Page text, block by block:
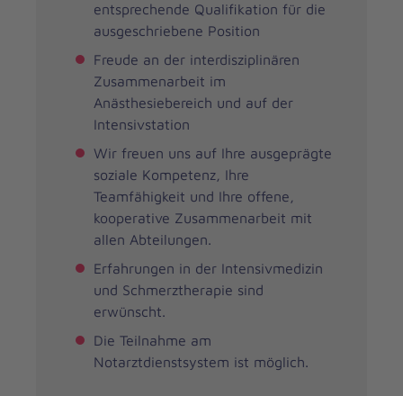
entsprechende Qualifikation für die
ausgeschriebene Position
Freude an der interdisziplinären
Zusammenarbeit im
Anästhesiebereich und auf der
Intensivstation
Wir freuen uns auf Ihre ausgeprägte
soziale Kompetenz, Ihre
Teamfähigkeit und Ihre offene,
kooperative Zusammenarbeit mit
allen Abteilungen.
Erfahrungen in der Intensivmedizin
und Schmerztherapie sind
erwünscht.
Die Teilnahme am
Notarztdienstsystem ist möglich.